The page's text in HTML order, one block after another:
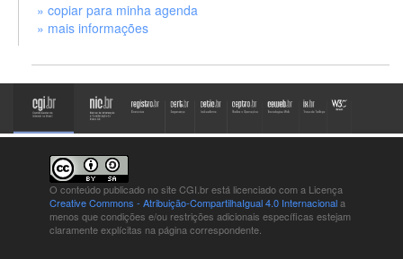
» copiar para minha agenda
» mais informações
O conteúdo publicado no site CGI.br está licenciado com a Licença
Creative Commons - Atribuição-CompartilhaIgual 4.0 Internacionala
menos que condições e/ou restrições adicionais específicas estejam
claramente explícitas na página correspondente.